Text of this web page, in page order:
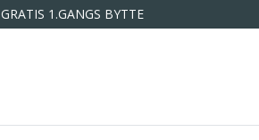
GRATIS 1.GANGS BYTTE